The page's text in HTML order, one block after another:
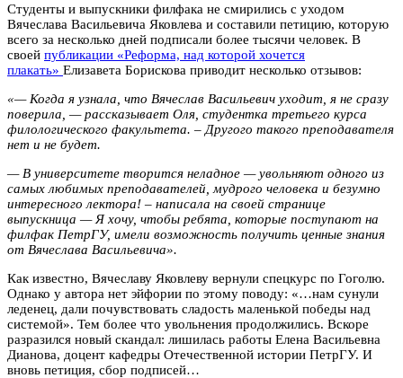
Студенты и выпускники филфака не смирились с уходом
Вячеслава Васильевича Яковлева и составили петицию, которую
всего за несколько дней подписали более тысячи человек. В
своей публикации «Реформа, над которой хочется
плакать» Елизавета Борискова приводит несколько отзывов:
«— Когда я узнала, что Вячеслав Васильевич уходит, я не сразу
поверила, — рассказывает Оля, студентка третьего курса
филологического факультета. – Другого такого преподавателя
нет и не будет.
— В университете творится неладное — увольняют одного из
самых любимых преподавателей, мудрого человека и безумно
интересного лектора! – написала на своей странице
выпускница — Я хочу, чтобы ребята, которые поступают на
филфак ПетрГУ, имели возможность получить ценные знания
от Вячеслава Васильевича».
Как известно, Вячеславу Яковлеву вернули спецкурс по Гоголю.
Однако у автора нет эйфории по этому поводу: «…нам сунули
леденец, дали почувствовать сладость маленькой победы над
системой». Тем более что увольнения продолжились. Вскоре
разразился новый скандал: лишилась работы Елена Васильевна
Дианова, доцент кафедры Отечественной истории ПетрГУ. И
вновь петиция, сбор подписей…